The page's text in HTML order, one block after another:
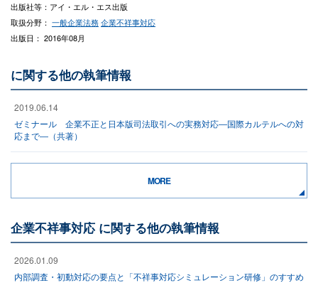
出版社等：アイ・エル・エス出版
取扱分野： 一般企業法務企業不祥事対応
出版日： 2016年08月
に関する他の執筆情報
2019.06.14
ゼミナール 企業不正と日本版司法取引への実務対応―国際カルテルへの対
応まで―（共著）
MORE
企業不祥事対応 に関する他の執筆情報
2026.01.09
内部調査・初動対応の要点と「不祥事対応シミュレーション研修」のすすめ